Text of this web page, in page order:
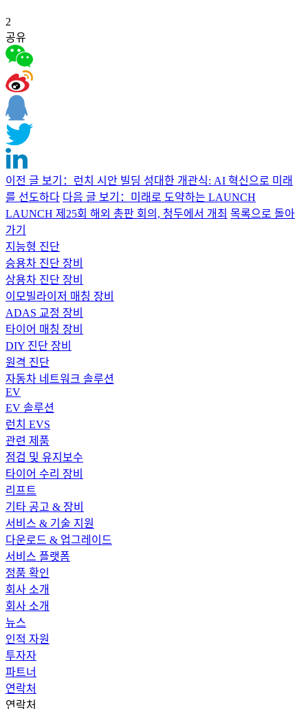
2
공유
이전 글 보기：런치 시안 빌딩 성대한 개관식: AI 혁신으로 미래
를 선도하다 다음 글 보기：미래로 도약하는 LAUNCH
LAUNCH 제25회 해외 총판 회의, 청두에서 개최 목록으로 돌아
가기
지능형 진단
승용차 진단 장비
상용차 진단 장비
이모빌라이저 매칭 장비
ADAS 교정 장비
타이어 매칭 장비
DIY 진단 장비
원격 진단
자동차 네트워크 솔루션
EV
EV 솔루션
런치 EVS
관련 제품
점검 및 유지보수
타이어 수리 장비
리프트
기타 공고 & 장비
서비스 & 기술 지원
다운로드 & 업그레이드
서비스 플랫폼
정품 확인
회사 소개
회사 소개
뉴스
인적 자원
투자자
파트너
연락처
연락처